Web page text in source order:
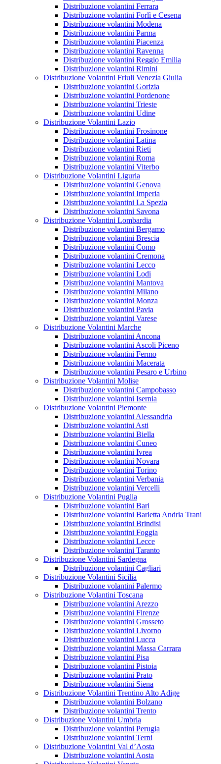
Distribuzione volantini Ferrara
Distribuzione volantini Forlì e Cesena
Distribuzione volantini Modena
Distribuzione volantini Parma
Distribuzione volantini Piacenza
Distribuzione volantini Ravenna
Distribuzione volantini Reggio Emilia
Distribuzione volantini Rimini
Distribuzione Volantini Friuli Venezia Giulia
Distribuzione volantini Gorizia
Distribuzione volantini Pordenone
Distribuzione volantini Trieste
Distribuzione volantini Udine
Distribuzione Volantini Lazio
Distribuzione volantini Frosinone
Distribuzione volantini Latina
Distribuzione volantini Rieti
Distribuzione volantini Roma
Distribuzione volantini Viterbo
Distribuzione Volantini Liguria
Distribuzione volantini Genova
Distribuzione volantini Imperia
Distribuzione volantini La Spezia
Distribuzione volantini Savona
Distribuzione Volantini Lombardia
Distribuzione volantini Bergamo
Distribuzione volantini Brescia
Distribuzione volantini Como
Distribuzione volantini Cremona
Distribuzione volantini Lecco
Distribuzione volantini Lodi
Distribuzione volantini Mantova
Distribuzione volantini Milano
Distribuzione volantini Monza
Distribuzione volantini Pavia
Distribuzione volantini Varese
Distribuzione Volantini Marche
Distribuzione volantini Ancona
Distribuzione volantini Ascoli Piceno
Distribuzione volantini Fermo
Distribuzione volantini Macerata
Distribuzione volantini Pesaro e Urbino
Distribuzione Volantini Molise
Distribuzione volantini Campobasso
Distribuzione volantini Isernia
Distribuzione Volantini Piemonte
Distribuzione volantini Alessandria
Distribuzione volantini Asti
Distribuzione volantini Biella
Distribuzione volantini Cuneo
Distribuzione volantini Ivrea
Distribuzione volantini Novara
Distribuzione volantini Torino
Distribuzione volantini Verbania
Distribuzione volantini Vercelli
Distribuzione Volantini Puglia
Distribuzione volantini Bari
Distribuzione volantini Barletta Andria Trani
Distribuzione volantini Brindisi
Distribuzione volantini Foggia
Distribuzione volantini Lecce
Distribuzione volantini Taranto
Distribuzione Volantini Sardegna
Distribuzione volantini Cagliari
Distribuzione Volantini Sicilia
Distribuzione volantini Palermo
Distribuzione Volantini Toscana
Distribuzione volantini Arezzo
Distribuzione volantini Firenze
Distribuzione volantini Grosseto
Distribuzione volantini Livorno
Distribuzione volantini Lucca
Distribuzione volantini Massa Carrara
Distribuzione volantini Pisa
Distribuzione volantini Pistoia
Distribuzione volantini Prato
Distribuzione volantini Siena
Distribuzione Volantini Trentino Alto Adige
Distribuzione volantini Bolzano
Distribuzione volantini Trento
Distribuzione Volantini Umbria
Distribuzione volantini Perugia
Distribuzione volantini Terni
Distribuzione Volantini Val d’Aosta
Distribuzione volantini Aosta